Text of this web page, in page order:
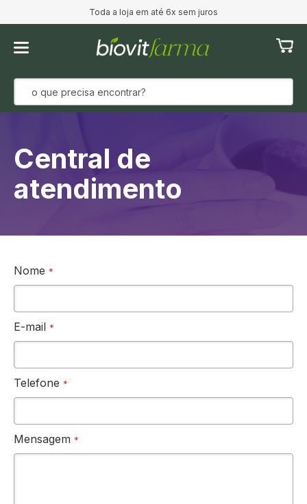
Toda a loja em até 6x sem juros
Meu
Central de
atendimento
Nome
E-mail
Telefone
Mensagem